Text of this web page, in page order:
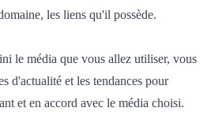
les liens qu'il possède.
le média que vous allez utiliser, vous
d'actualité et les tendances pour
et en accord avec le média choisi.